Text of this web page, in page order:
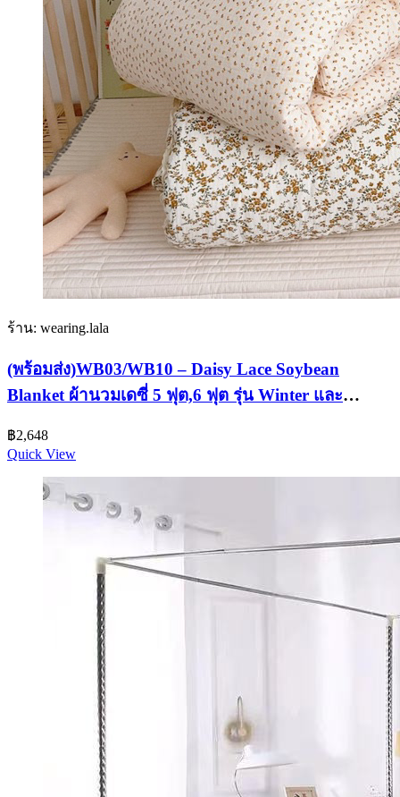
ร้าน: wearing.lala
(พร้อมส่ง)WB03/WB10 – Daisy Lace Soybean
Blanket ผ้านวมเดซี่ 5 ฟุต,6 ฟุต รุ่น Winter และ
฿2,648
Quick View